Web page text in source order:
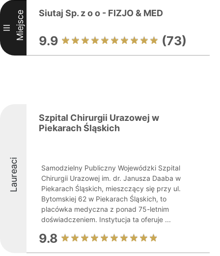
III Miejsce Siutaj Sp. z o o - FIZJO & MED
9.9 (73)
Laureaci
Szpital Chirurgii Urazowej w
Piekarach Śląskich
Samodzielny Publiczny Wojewódzki Szpital
Chirurgii Urazowej im. dr. Janusza Daaba w
Piekarach Śląskich, mieszczący się przy ul.
Bytomskiej 62 w Piekarach Śląskich, to
placówka medyczna z ponad 75-letnim
doświadczeniem. Instytucja ta oferuje ...
9.8